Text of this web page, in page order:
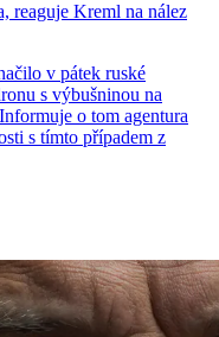
reaguje Kreml na nález
v pátek ruské
s výbušninou na
o tom agentura
s tímto případem z